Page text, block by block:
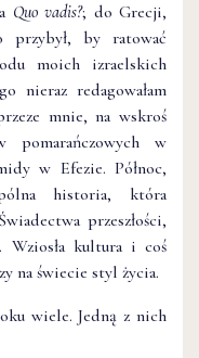
Quo vadis?; do Grecji,
przybył, by ratować
moich izraelskich
nieraz redagowałam
mnie, na wskroś
pomarańczowych w
w Efezie. Północ,
historia, która
przeszłości,
kultura i coś
na świecie styl życia.
wiele. Jedną z nich